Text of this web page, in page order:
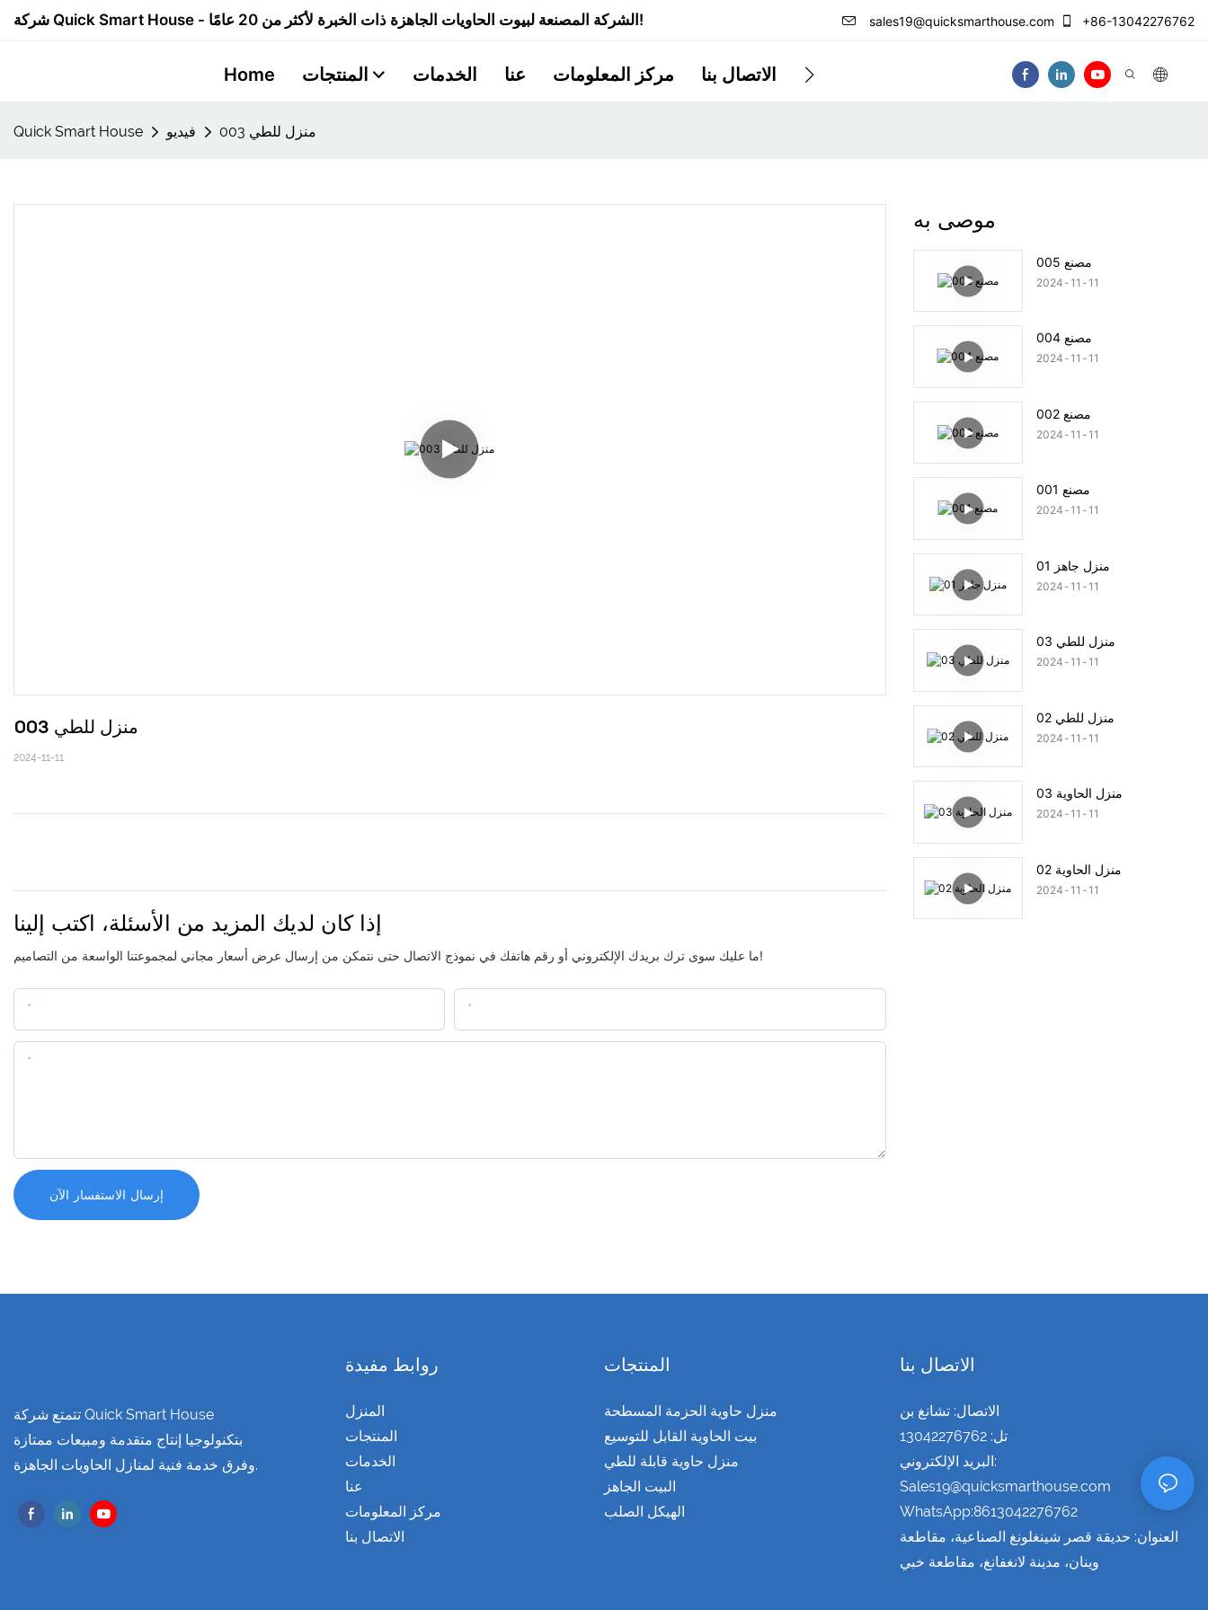
شركة Quick Smart House - الشركة المصنعة لبيوت الحاويات الجاهزة ذات الخبرة لأكثر من 20 عامًا! sales19@quicksmarthouse.com +86-13042276762
Home المنتجات الخدمات عنا مركز المعلومات الاتصال بنا فيديو
Quick Smart House فيديو منزل للطي 003
منزل للطي 003
2024-11-11
إذا كان لديك المزيد من الأسئلة، اكتب إلينا
ما عليك سوى ترك بريدك الإلكتروني أو رقم هاتفك في نموذج الاتصال حتى نتمكن من إرسال عرض أسعار مجاني لمجموعتنا الواسعة من التصاميم!
إرسال الاستفسار الآن
موصى به
مصنع 005
2024 11 11
مصنع 004
2024 11 11
مصنع 002
2024 11 11
مصنع 001
2024 11 11
منزل جاهز 01
2024 11 11
منزل للطي 03
2024 11 11
منزل للطي 02
2024 11 11
منزل الحاوية 03
2024 11 11
منزل الحاوية 02
2024 11 11
تتمتع شركة Quick Smart House
بتكنولوجيا إنتاج متقدمة ومبيعات ممتازة
وفرق خدمة فنية لمنازل الحاويات الجاهزة.
روابط مفيدة
المنزل
المنتجات
الخدمات
عنا
مركز المعلومات
الاتصال بنا
المنتجات
منزل حاوية الحزمة المسطحة
بيت الحاوية القابل للتوسيع
منزل حاوية قابلة للطي
البيت الجاهز
الهيكل الصلب
الاتصال بنا
الاتصال: تشانغ بن
تل: 13042276762
البريد الإلكتروني:
Sales19@quicksmarthouse.com
WhatsApp:8613042276762
العنوان: حديقة قصر شينغلونغ الصناعية، مقاطعة
وينان، مدينة لانغفانغ، مقاطعة خبي